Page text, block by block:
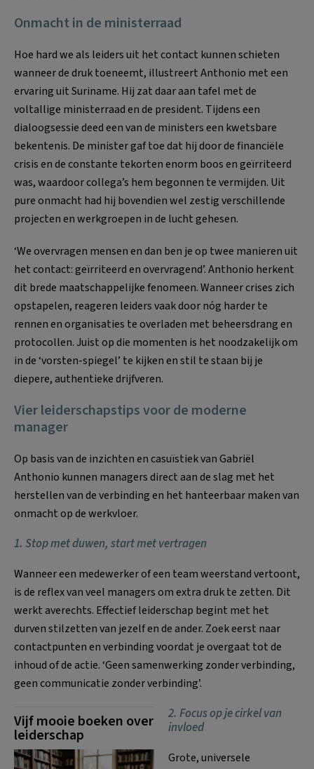
Onmacht in de ministerraad
Hoe hard we als leiders uit het contact kunnen schieten
wanneer de druk toeneemt, illustreert Anthonio met een
ervaring uit Suriname. Hij zat daar aan tafel met de
voltallige ministerraad en de president. Tijdens een
dialoogsessie deed een van de ministers een kwetsbare
bekentenis. De minister gaf toe dat hij door de financiële
crisis en de constante tekorten enorm boos en geïrriteerd
was, waardoor collega’s hem begonnen te vermijden. Uit
pure onmacht had hij bovendien wel zestig verschillende
projecten en werkgroepen in de lucht gehesen.
‘We overvragen mensen en dan ben je op twee manieren uit
het contact: geïrriteerd en overvragend’. Anthonio herkent
dit brede maatschappelijke fenomeen. Wanneer crises zich
opstapelen, reageren leiders vaak door nóg harder te
rennen en organisaties te overladen met beheersdrang en
protocollen. Juist op die momenten is het noodzakelijk om
in de ‘vorsten-spiegel’ te kijken en stil te staan bij je
diepere, authentieke drijfveren.
Vier leiderschapstips voor de moderne
manager
Op basis van de inzichten en casuïstiek van Gabriël
Anthonio kunnen managers direct aan de slag met het
herstellen van de verbinding en het hanteerbaar maken van
onmacht op de werkvloer.
1. Stop met duwen, start met vertragen
Wanneer een medewerker of een team weerstand vertoont,
is de reflex van veel managers om extra druk te zetten. Dit
werkt averechts. Effectief leiderschap begint met het
durven stilzetten van jezelf en de ander. Zoek eerst naar
contactpunten en verbinding voordat je overgaat tot de
inhoud of de actie. ‘Geen samenwerking zonder verbinding,
geen communicatie zonder verbinding’.
Vijf mooie boeken over
leiderschap
2. Focus op je cirkel van
invloed
Grote, universele